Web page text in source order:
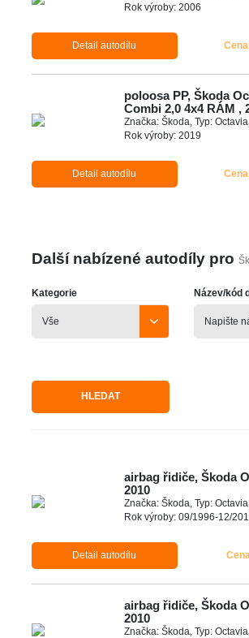
Rok výroby: 2006
Detail autodílu
poloosa PP, Škoda
Combi 2,0 4x4 RÁM ,
Značka: Škoda, Typ:
Rok výroby: 2019
Detail autodílu
Další nabízené autodíly pro
Kategorie Název/kód
HLEDAT
airbag řidiče, Škoda
2010
Značka: Škoda, Typ: Octavia,
Rok výroby: 09/1996-12/
Detail autodílu
airbag řidiče, Škoda
2010
Značka: Škoda, Typ: Octavia,